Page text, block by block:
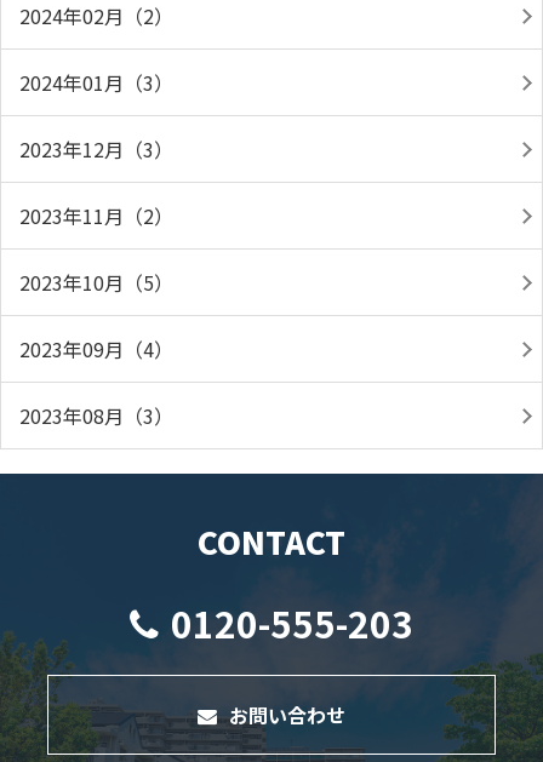
2024年02月（2）
2024年01月（3）
2023年12月（3）
2023年11月（2）
2023年10月（5）
2023年09月（4）
2023年08月（3）
CONTACT
0120-555-203
お問い合わせ